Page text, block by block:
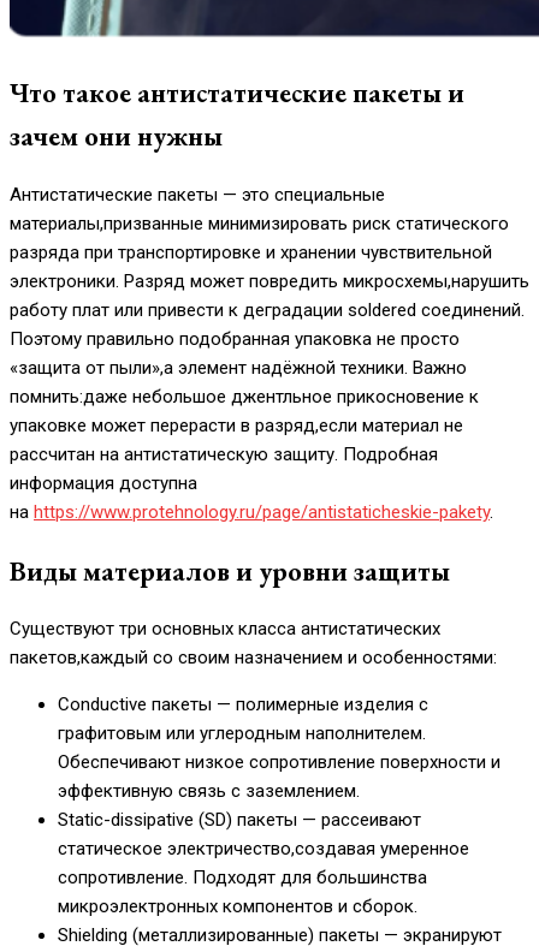
Что такое антистатические пакеты и
зачем они нужны
Антистатические пакеты — это специальные
материалы,призванные минимизировать риск статического
разряда при транспортировке и хранении чувствительной
электроники. Разряд может повредить микросхемы,нарушить
работу плат или привести к деградации soldered соединений.
Поэтому правильно подобранная упаковка не просто
«защита от пыли»,а элемент надёжной техники. Важно
помнить:даже небольшое джентльное прикосновение к
упаковке может перерасти в разряд,если материал не
рассчитан на антистатическую защиту. Подробная
информация доступна
на https://www.protehnology.ru/page/antistaticheskie-pakety.
Виды материалов и уровни защиты
Существуют три основных класса антистатических
пакетов,каждый со своим назначением и особенностями:
Conductive пакеты — полимерные изделия с
графитовым или углеродным наполнителем.
Обеспечивают низкое сопротивление поверхности и
эффективную связь с заземлением.
Static-dissipative (SD) пакеты — рассеивают
статическое электричество,создавая умеренное
сопротивление. Подходят для большинства
микроэлектронных компонентов и сборок.
Shielding (металлизированные) пакеты — экранируют